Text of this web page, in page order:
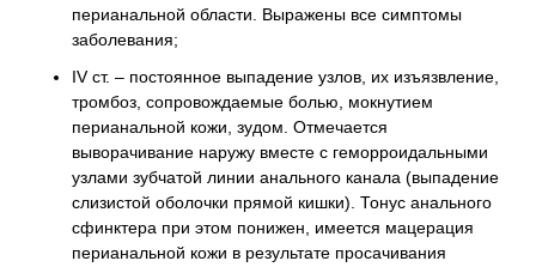
перианальной области. Выражены все симптомы
заболевания;
IV ст. – постоянное выпадение узлов, их изъязвление,
тромбоз, сопровождаемые болью, мокнутием
перианальной кожи, зудом. Отмечается
выворачивание наружу вместе с геморроидальными
узлами зубчатой линии анального канала (выпадение
слизистой оболочки прямой кишки). Тонус анального
сфинктера при этом понижен, имеется мацерация
перианальной кожи в результате просачивания